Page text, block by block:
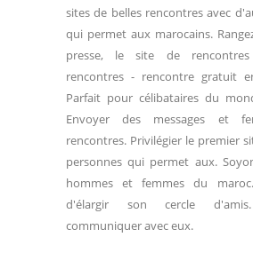
sites de belles rencontres avec
qui permet aux marocains.
presse, le site de
rencontres - rencontre gratuit
Parfait pour célibataires du
Envoyer des messages et
rencontres. Privilégier le premier
personnes qui permet aux.
hommes et femmes du
d'élargir son cercle d'amis.
communiquer avec eux.